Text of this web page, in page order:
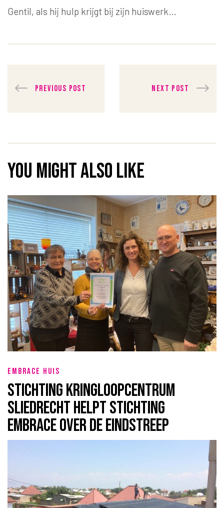
Gentil, als hij hulp krijgt bij zijn huiswerk…
PostPREVIOUS POST NEXT POST
You might also like
EMBRACE HUIS
Stichting Kringloopcentrum
Sliedrecht helpt Stichting
Embrace over de eindstreep